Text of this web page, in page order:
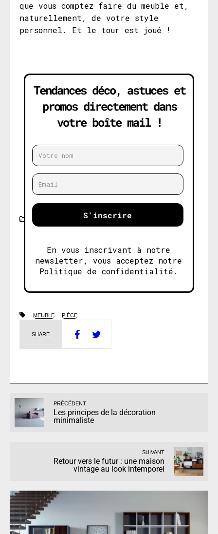
que vous comptez faire du meuble et,
naturellement, de votre style
personnel. Et le tour est joué !
Tendances déco, astuces et
promos directement dans
votre boîte mail !
En vous inscrivant à notre
newsletter, vous acceptez notre
Politique de confidentialité.
S'inscrire
SHARE
MEUBLE PIÈCE
PRÉCÉDENT
Les principes de la décoration
minimaliste
SUIVANT
Retour vers le futur : une maison
vintage au look intemporel